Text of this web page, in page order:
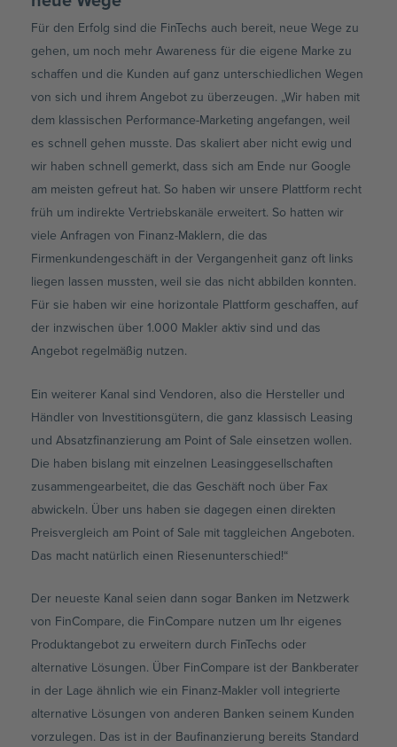
Für den Erfolg sind die FinTechs auch bereit, neue Wege zu
gehen, um noch mehr Awareness für die eigene Marke zu
schaffen und die Kunden auf ganz unterschiedlichen Wegen
von sich und ihrem Angebot zu überzeugen. „Wir haben mit
dem klassischen Performance-Marketing angefangen, weil
es schnell gehen musste. Das skaliert aber nicht ewig und
wir haben schnell gemerkt, dass sich am Ende nur Google
am meisten gefreut hat. So haben wir unsere Plattform recht
früh um indirekte Vertriebskanäle erweitert. So hatten wir
viele Anfragen von Finanz-Maklern, die das
Firmenkundengeschäft in der Vergangenheit ganz oft links
liegen lassen mussten, weil sie das nicht abbilden konnten.
Für sie haben wir eine horizontale Plattform geschaffen, auf
der inzwischen über 1.000 Makler aktiv sind und das
Angebot regelmäßig nutzen.
Ein weiterer Kanal sind Vendoren, also die Hersteller und
Händler von Investitionsgütern, die ganz klassisch Leasing
und Absatzfinanzierung am Point of Sale einsetzen wollen.
Die haben bislang mit einzelnen Leasinggesellschaften
zusammengearbeitet, die das Geschäft noch über Fax
abwickeln. Über uns haben sie dagegen einen direkten
Preisvergleich am Point of Sale mit taggleichen Angeboten.
Das macht natürlich einen Riesenunterschied!“
Der neueste Kanal seien dann sogar Banken im Netzwerk
von FinCompare, die FinCompare nutzen um Ihr eigenes
Produktangebot zu erweitern durch FinTechs oder
alternative Lösungen. Über FinCompare ist der Bankberater
in der Lage ähnlich wie ein Finanz-Makler voll integrierte
alternative Lösungen von anderen Banken seinem Kunden
vorzulegen. Das ist in der Baufinanzierung bereits Standard